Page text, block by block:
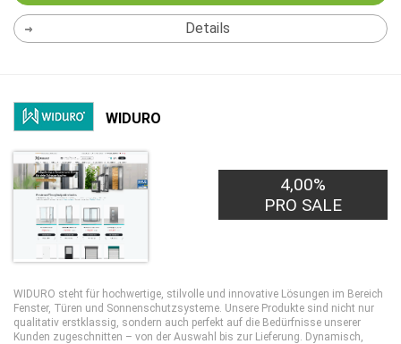
Details
WIDURO
4,00%
PRO SALE
WIDURO steht für hochwertige, stilvolle und innovative Lösungen im Bereich
Fenster, Türen und Sonnenschutzsysteme. Unsere Produkte sind nicht nur
qualitativ erstklassig, sondern auch perfekt auf die Bedürfnisse unserer
Kunden zugeschnitten – von der Auswahl bis zur Lieferung. Dynamisch,